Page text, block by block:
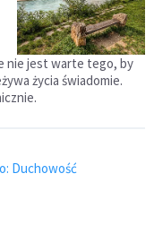
nie jest warte tego, by
życia świadomie.
Duchowość